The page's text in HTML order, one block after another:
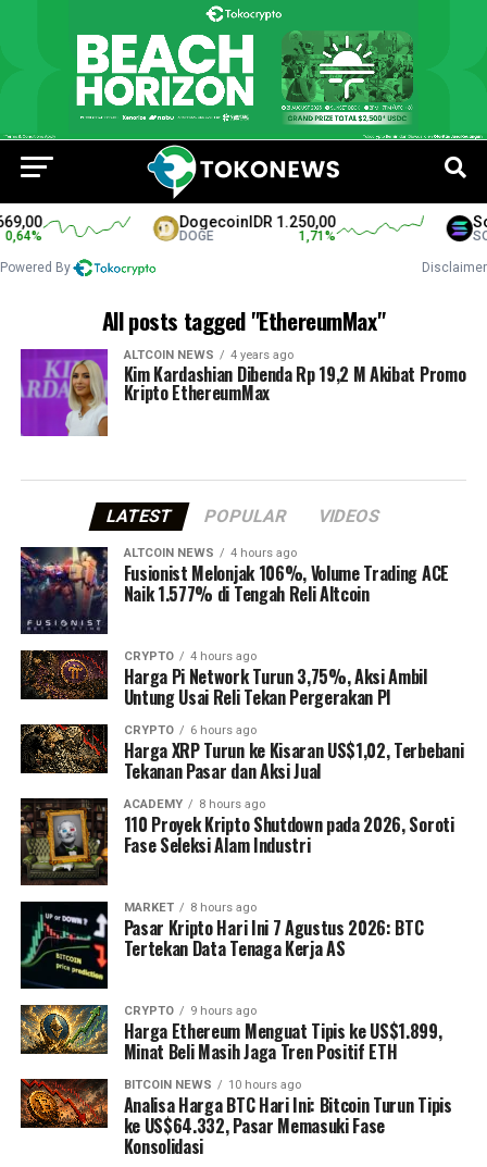
%
DogecoinIDR 1.250,00
DOGE 1,71% SOL
Powered By Disclaimer
All posts tagged "EthereumMax"
ALTCOIN NEWS 4 years ago
Kim Kardashian Dibenda Rp 19,2 M Akibat Promo
Kripto EthereumMax
LATEST POPULAR VIDEOS
ALTCOIN NEWS 4 hours ago
Fusionist Melonjak 106%, Volume Trading ACE
Naik 1.577% di Tengah Reli Altcoin
CRYPTO 4 hours ago
Harga Pi Network Turun 3,75%, Aksi Ambil
Untung Usai Reli Tekan Pergerakan PI
CRYPTO 6 hours ago
Harga XRP Turun ke Kisaran US$1,02, Terbebani
Tekanan Pasar dan Aksi Jual
ACADEMY 8 hours ago
110 Proyek Kripto Shutdown pada 2026, Soroti
Fase Seleksi Alam Industri
MARKET 8 hours ago
Pasar Kripto Hari Ini 7 Agustus 2026: BTC
Tertekan Data Tenaga Kerja AS
CRYPTO 9 hours ago
Harga Ethereum Menguat Tipis ke US$1.899,
Minat Beli Masih Jaga Tren Positif ETH
BITCOIN NEWS 10 hours ago
Analisa Harga BTC Hari Ini: Bitcoin Turun Tipis
ke US$64.332, Pasar Memasuki Fase
Konsolidasi